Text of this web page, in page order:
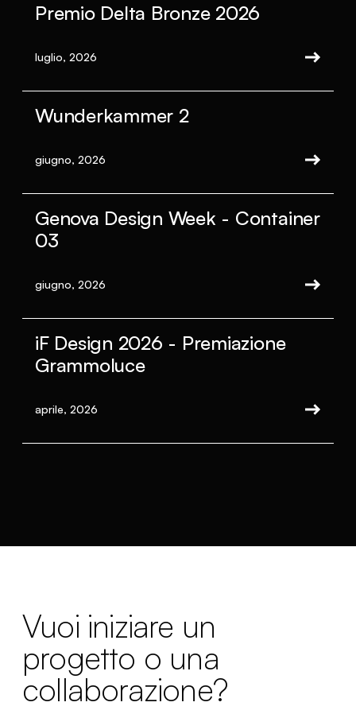
Premio Delta Bronze 2026
luglio, 2026
Wunderkammer 2
giugno, 2026
Genova Design Week - Container
03
giugno, 2026
iF Design 2026 - Premiazione
Grammoluce
aprile, 2026
Vuoi iniziare un
progetto o una
collaborazione?